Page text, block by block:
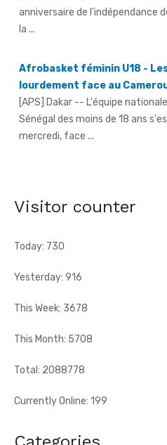
Afrobasket féminin U18 -
[APS] Dakar -- L'équipe
Sénégal des moins de 18 ans
mercredi, face ...
66e anniversaire du pays - Dr
anniversaire de l'indépendance
Visitor counter
Today: 730
Yesterday: 916
This Week: 3678
This Month: 5708
Total: 2088778
Currently Online: 199